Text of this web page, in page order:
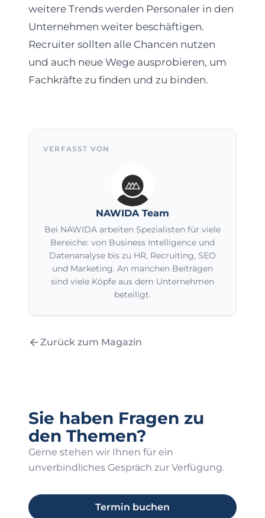
weitere Trends werden Personaler in den
Unternehmen weiter beschäftigen.
Recruiter sollten alle Chancen nutzen
und auch neue Wege ausprobieren, um
Fachkräfte zu finden und zu binden.
VERFASST VON
NAWIDA Team
Bei NAWIDA arbeiten Spezialisten für viele
Bereiche: von Business Intelligence und
Datenanalyse bis zu HR, Recruiting, SEO
und Marketing. An manchen Beiträgen
sind viele Köpfe aus dem Unternehmen
beteiligt.
Zurück zum Magazin
Sie haben Fragen zu
den Themen?
Gerne stehen wir Ihnen für ein
unverbindliches Gespräch zur Verfügung.
Termin buchen